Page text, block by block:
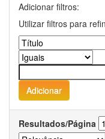
Adicionar filtros:
Utilizar filtros para
Resultados/Página